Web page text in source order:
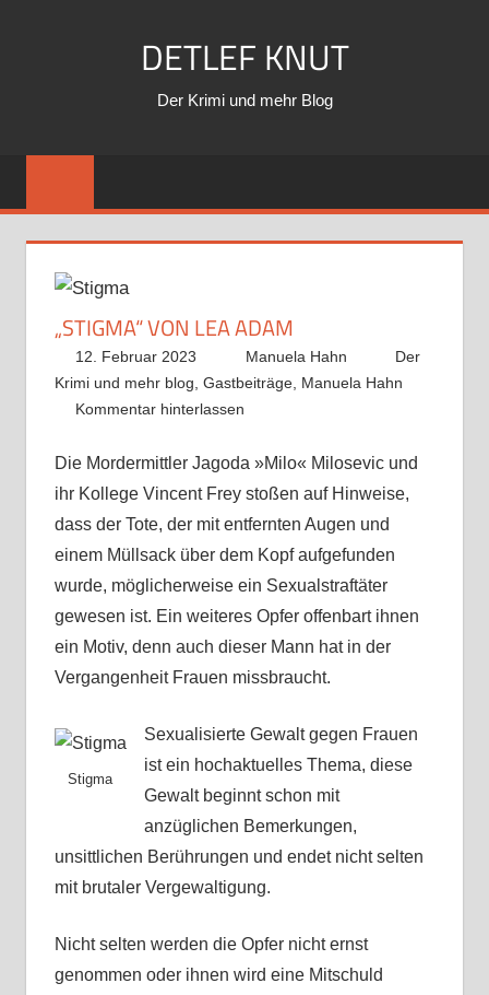
DETLEF KNUT
Der Krimi und mehr Blog
„STIGMA“ VON LEA ADAM
12. Februar 2023 Manuela Hahn
Der
Krimi und mehr blog, Gastbeiträge, Manuela Hahn
Kommentar hinterlassen
Die Mordermittler Jagoda »Milo« Milosevic und
ihr Kollege Vincent Frey stoßen auf Hinweise,
dass der Tote, der mit entfernten Augen und
einem Müllsack über dem Kopf aufgefunden
wurde, möglicherweise ein Sexualstraftäter
gewesen ist. Ein weiteres Opfer offenbart ihnen
ein Motiv, denn auch dieser Mann hat in der
Vergangenheit Frauen missbraucht.
Stigma
Sexualisierte Gewalt gegen Frauen
ist ein hochaktuelles Thema, diese
Gewalt beginnt schon mit
anzüglichen Bemerkungen,
unsittlichen Berührungen und endet nicht selten
mit brutaler Vergewaltigung.
Nicht selten werden die Opfer nicht ernst
genommen oder ihnen wird eine Mitschuld